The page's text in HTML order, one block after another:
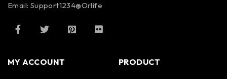
Email: Support1234@Orlife
MY ACCOUNT PRODUCT